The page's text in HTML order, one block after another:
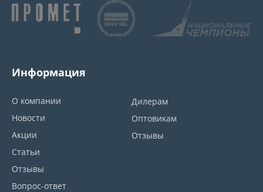
Информация
О компании
Новости
Акции
Статьи
Отзывы
Вопрос-ответ
Дилерам
Оптовикам
Отзывы